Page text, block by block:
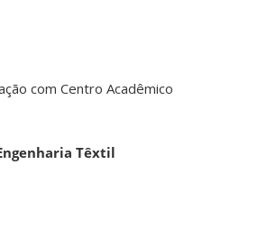
com Centro Acadêmico
Têxtil